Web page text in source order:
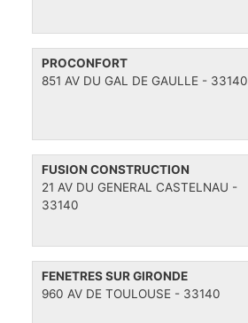
PROCONFORT
851 AV DU GAL DE GAULLE - 33140
FUSION CONSTRUCTION
21 AV DU GENERAL CASTELNAU -
33140
FENETRES SUR GIRONDE
960 AV DE TOULOUSE - 33140